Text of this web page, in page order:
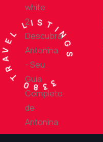
LISTINGS